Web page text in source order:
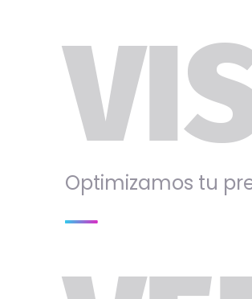
Optimizamos tu